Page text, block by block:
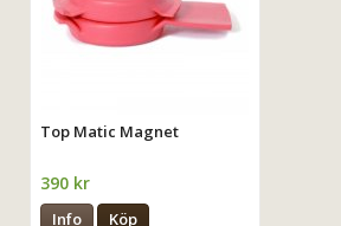
Top Matic Magnet
390 kr
Info Köp